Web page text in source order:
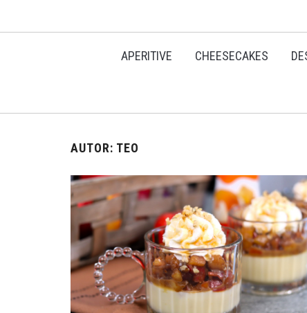
APERITIVE CHEESECAKES
AUTOR: TEO